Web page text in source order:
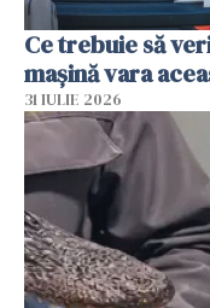
Ce trebuie să
mașină vara
31 IULIE 2026